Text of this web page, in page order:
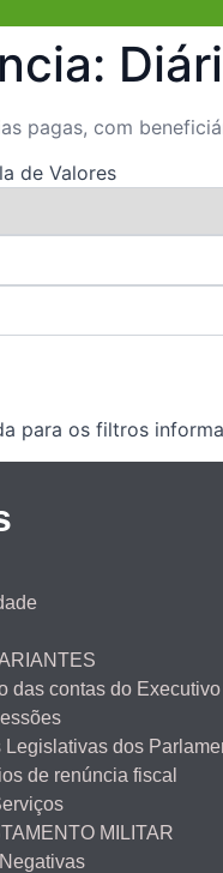
pagas, com
de Valores
para os filtros
das contas do Executivo
Legislativas dos
de renúncia fiscal
MILITAR